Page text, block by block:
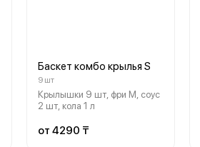
Баскет комбо крылья S
9 шт
Крылышки 9 шт, фри M, соус
2 шт, кола 1 л
от 4290 ₸